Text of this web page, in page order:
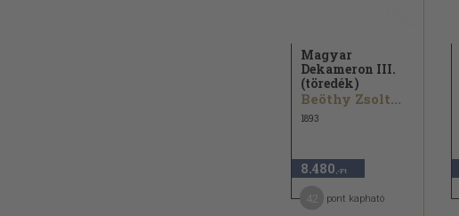
Magyar
Dekameron III.
(töredék)
Beöthy Zsolt...
1893
8.480 ,-Ft
pont kapható